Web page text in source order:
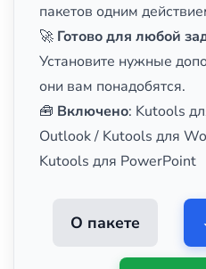
пакетов одним
🚀 Готово для любой
Установите нужные
они вам понадобятся.
🧰 Включено: Kutools
Outlook / Kutools для
Kutools для PowerPoint
О пакете